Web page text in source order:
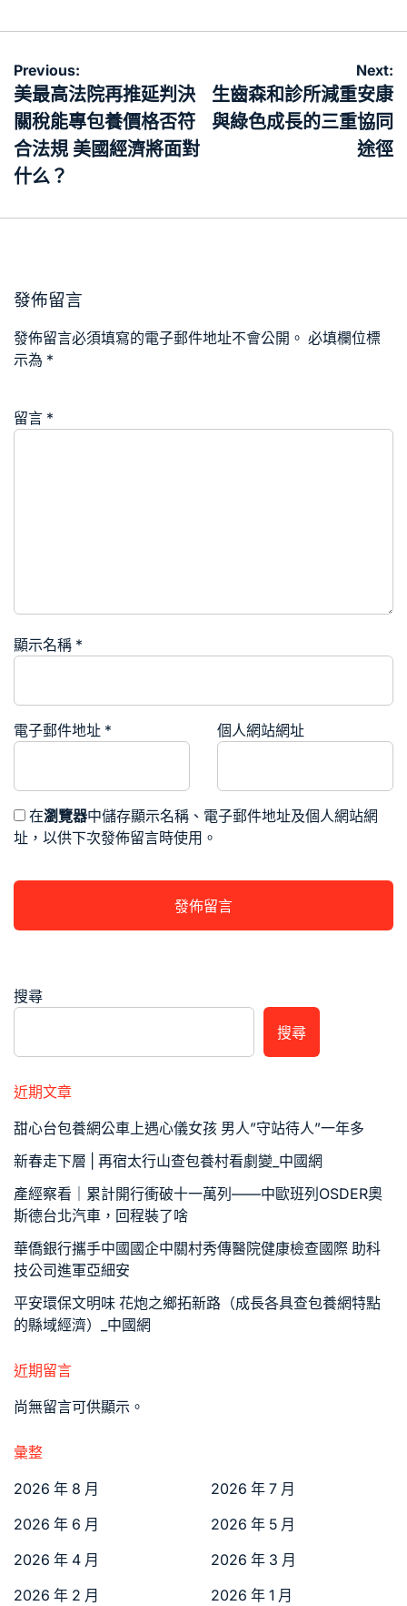
文
章
導
覽
Previous:
美最高法院再推延判決
關稅能專包養價格否符
合法規 美國經濟將面對
什么？
Next:
生齒森和診所減重安康
與綠色成長的三重協同
途徑
發佈留言
發佈留言必須填寫的電子郵件地址不會公開。 必填欄位標
示為 *
留言 *
顯示名稱 *
電子郵件地址 * 個人網站網址
在瀏覽器中儲存顯示名稱、電子郵件地址及個人網站網
址，以供下次發佈留言時使用。
搜尋
搜尋
近期文章
甜心台包養網公車上遇心儀女孩 男人”守站待人”一年多
新春走下層 | 再宿太行山查包養村看劇變_中國網
產經察看｜累計開行衝破十一萬列——中歐班列OSDER奧
斯德台北汽車，回程裝了啥
華僑銀行攜手中國國企中關村秀傳醫院健康檢查國際 助科
技公司進軍亞細安
平安環保文明味 花炮之鄉拓新路（成長各具查包養網特點
的縣域經濟）_中國網
近期留言
尚無留言可供顯示。
彙整
2026 年 8 月
2026 年 7 月
2026 年 6 月
2026 年 5 月
2026 年 4 月
2026 年 3 月
2026 年 2 月
2026 年 1 月